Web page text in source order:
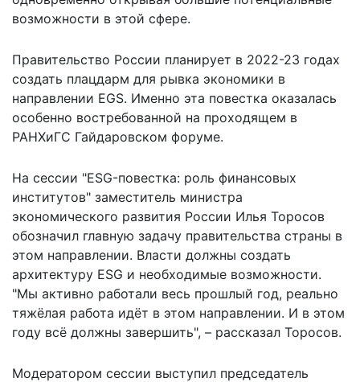
возможности в этой сфере.
Правительство России планирует в 2022-23 годах
создать плацдарм для рывка экономики в
направлении EGS. Именно эта повестка оказалась
особенно востребованной на проходящем в
РАНХиГС Гайдаровском форуме.
На сессии "ESG-повестка: роль финансовых
институтов" заместитель министра
экономического развития России Илья Торосов
обозначил главную задачу правительства страны в
этом направлении. Власти должны создать
архитектуру ESG и необходимые возможности.
"Мы активно работали весь прошлый год, реально
тяжёлая работа идёт в этом направлении. И в этом
году всё должны завершить", – рассказал Торосов.
Модератором сессии выступил председатель